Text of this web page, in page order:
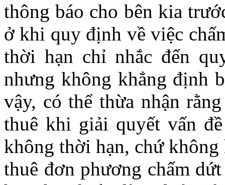
thông báo cho bên kia
ở khi quy định về việc
thời hạn chỉ nhắc đến
nhưng không khẳng định
vậy, có thể thừa nhận
thuê khi giải quyết vấn
không thời hạn, chứ
thuê đơn phương chấm